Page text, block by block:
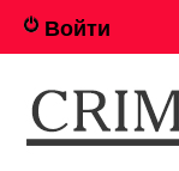
Войти